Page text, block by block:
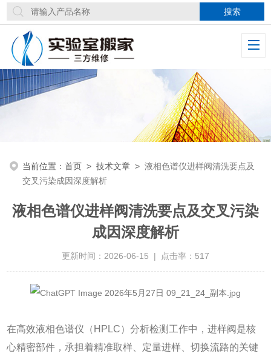
当前位置：首页 >技术文章 >液相色谱仪进样阀清洗要点及
交叉污染成因深度解析
液相色谱仪进样阀清洗要点及交叉污染
成因深度解析
更新时间：2026-06-15 | 点击率：517
在高效液相色谱仪（HPLC）分析检测工作中，进样阀是核
心精密部件，承担着精准取样、定量进样、切换流路的关键